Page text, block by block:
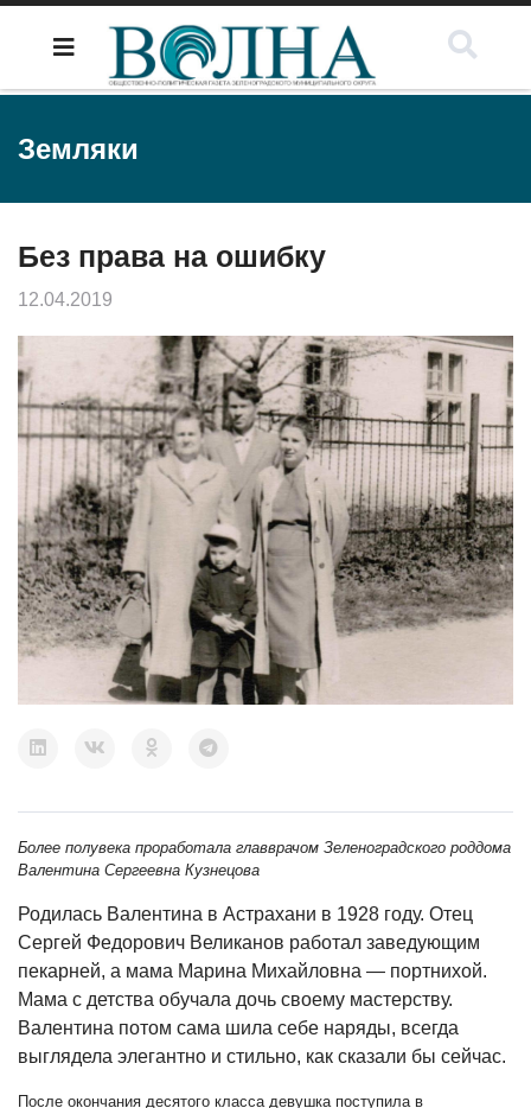
Земляки
Без права на ошибку
12.04.2019
Более полувека проработала главврачом Зеленоградского роддома
Валентина Сергеевна Кузнецова
Родилась Валентина в Астрахани в 1928 году. Отец
Сергей Федорович Великанов работал заведующим
пекарней, а мама Марина Михайловна — портнихой.
Мама с детства обучала дочь своему мастерству.
Валентина потом сама шила себе наряды, всегда
выглядела элегантно и стильно, как сказали бы сейчас.
После окончания десятого класса девушка поступила в